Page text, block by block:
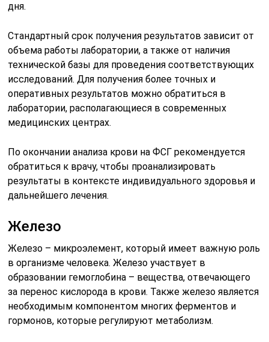
дня.
Стандартный срок получения результатов зависит от
объема работы лаборатории, а также от наличия
технической базы для проведения соответствующих
исследований. Для получения более точных и
оперативных результатов можно обратиться в
лаборатории, располагающиеся в современных
медицинских центрах.
По окончании анализа крови на ФСГ рекомендуется
обратиться к врачу, чтобы проанализировать
результаты в контексте индивидуального здоровья и
дальнейшего лечения.
Железо
Железо – микроэлемент, который имеет важную роль
в организме человека. Железо участвует в
образовании гемоглобина – вещества, отвечающего
за перенос кислорода в крови. Также железо является
необходимым компонентом многих ферментов и
гормонов, которые регулируют метаболизм.